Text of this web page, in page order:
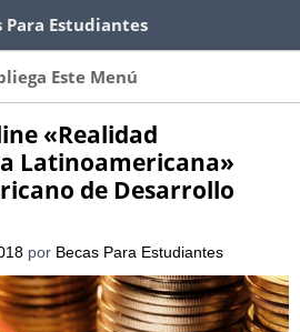
Para Estudiantes
Paraguayos. Encuentra las
requisitos de becas para
Este Menú
«Realidad
Latinoamericana»
de Desarrollo
por Becas Para Estudiantes